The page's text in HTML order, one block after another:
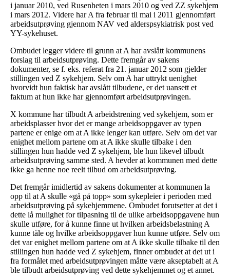
i januar 2010, ved Rusenheten i mars 2010 og ved ZZ sykehjem
i mars 2012. Videre har A fra februar til mai i 2011 gjennomført
arbeidsutprøving gjennom NAV ved alderspsykiatrisk post ved
YY-sykehuset.
Ombudet legger videre til grunn at A har avslått kommunens
forslag til arbeidsutprøving. Dette fremgår av sakens
dokumenter, se f. eks. referat fra 21. januar 2012 som gjelder
stillingen ved Z sykehjem. Selv om A har uttrykt uenighet
hvorvidt hun faktisk har avslått tilbudene, er det uansett et
faktum at hun ikke har gjennomført arbeidsutprøvingen.
X kommune har tilbudt A arbeidstrening ved sykehjem, som er
arbeidsplasser hvor det er mange arbeidsoppgaver av typen
partene er enige om at A ikke lenger kan utføre. Selv om det var
enighet mellom partene om at A ikke skulle tilbake i den
stillingen hun hadde ved Z sykehjem, ble hun likevel tilbudt
arbeidsutprøving samme sted. A hevder at kommunen med dette
ikke ga henne noe reelt tilbud om arbeidsutprøving.
Det fremgår imidlertid av sakens dokumenter at kommunen la
opp til at A skulle «gå på topp» som sykepleier i perioden med
arbeidsutprøving på sykehjemmene. Ombudet forutsetter at det i
dette lå mulighet for tilpasning til de ulike arbeidsoppgavene hun
skulle utføre, for å kunne finne ut hvilken arbeidsbelastning A
kunne tåle og hvilke arbeidsoppgaver hun kunne utføre. Selv om
det var enighet mellom partene om at A ikke skulle tilbake til den
stillingen hun hadde ved Z sykehjem, finner ombudet at det ut i
fra formålet med arbeidsutprøvingen måtte være akseptabelt at A
ble tilbudt arbeidsutprøving ved dette sykehjemmet og et annet.